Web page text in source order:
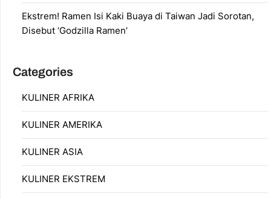
Ekstrem! Ramen Isi Kaki Buaya di Taiwan Jadi Sorotan,
Disebut ‘Godzilla Ramen’
Categories
KULINER AFRIKA
KULINER AMERIKA
KULINER ASIA
KULINER EKSTREM